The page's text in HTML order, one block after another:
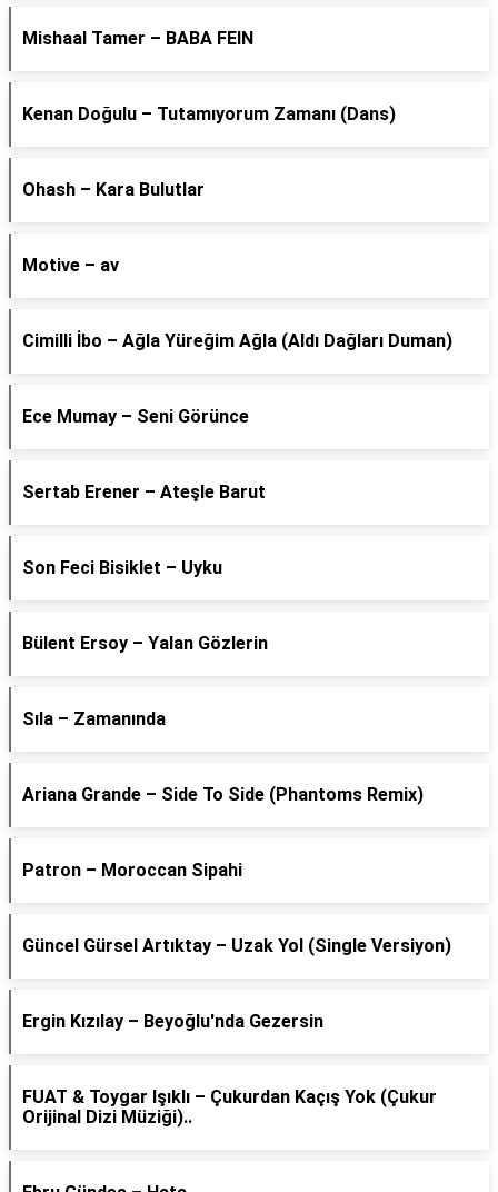
Mishaal Tamer – BABA FEIN
Kenan Doğulu – Tutamıyorum Zamanı (Dans)
Ohash – Kara Bulutlar
Motive – av
Cimilli İbo – Ağla Yüreğim Ağla (Aldı Dağları Duman)
Ece Mumay – Seni Görünce
Sertab Erener – Ateşle Barut
Son Feci Bisiklet – Uyku
Bülent Ersoy – Yalan Gözlerin
Sıla – Zamanında
Ariana Grande – Side To Side (Phantoms Remix)
Patron – Moroccan Sipahi
Güncel Gürsel Artıktay – Uzak Yol (Single Versiyon)
Ergin Kızılay – Beyoğlu'nda Gezersin
FUAT & Toygar Işıklı – Çukurdan Kaçış Yok (Çukur
Orijinal Dizi Müziği)..